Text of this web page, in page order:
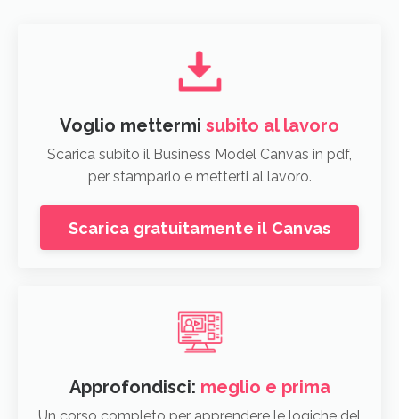
Voglio mettermi subito al lavoro
Scarica subito il Business Model Canvas in pdf,
per stamparlo e metterti al lavoro.
Scarica gratuitamente il Canvas
Approfondisci: meglio e prima